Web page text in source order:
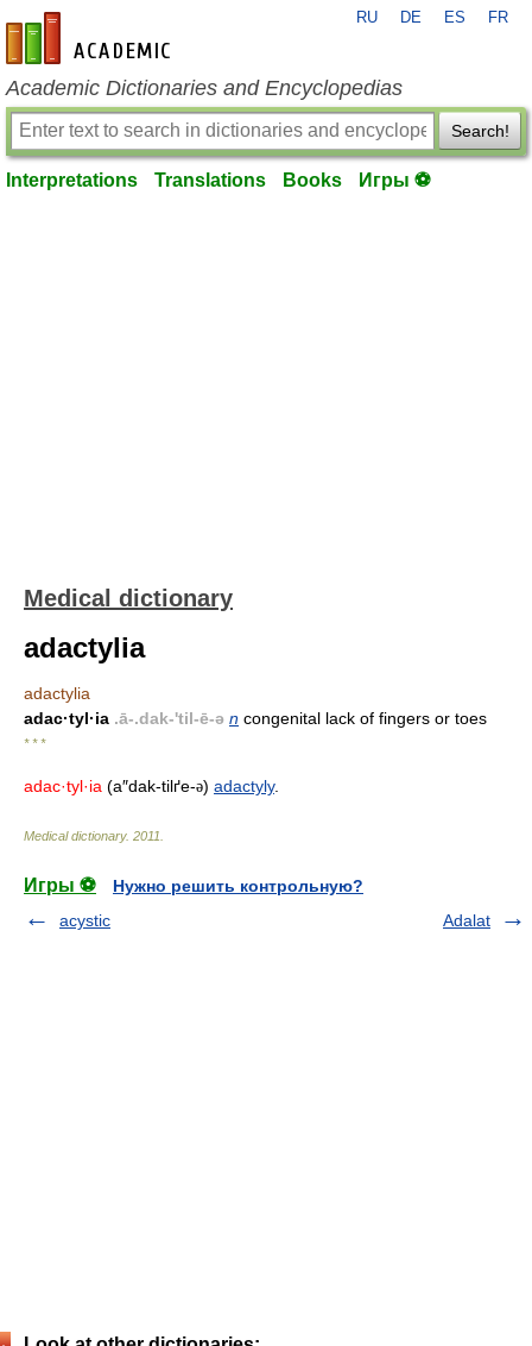
en-academic.com
RU DE ES FR
Academic Dictionaries and Encyclopedias
Search!
Interpretations Translations Books Игры ⚽
Medical dictionary
adactylia
adactylia
adac·tyl·ia .ā-.dak-'til-ē-ə n congenital lack of fingers or toes
* * *
adac·tyl·ia (a″dak-tilґe-ə) adactyly.
Medical dictionary. 2011
Игры ⚽
Нужно решить контрольную?
acystic
Adalat